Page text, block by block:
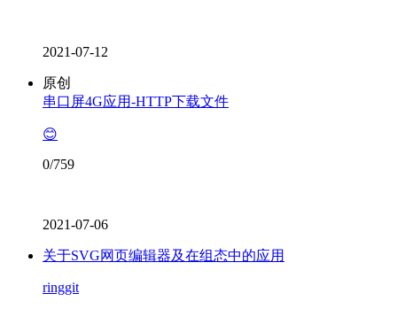
2021-07-12
原创
串口屏4G应用-HTTP下载文件
😊
0/759
2021-07-06
关于SVG网页编辑器及在组态中的应用
ringgit